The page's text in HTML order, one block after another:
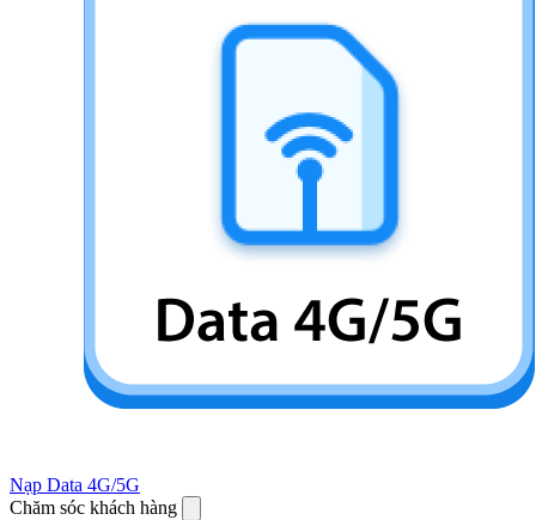
Nạp Data 4G/5G
Chăm sóc khách hàng